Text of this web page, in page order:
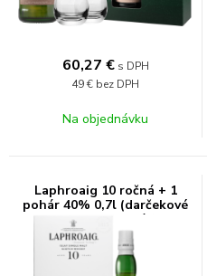
60,27 € s DPH
49 € bez DPH
Na objednávku
Laphroaig 10 ročná + 1
pohár 40% 0,7l (darčekové
balenie 1 pohár)